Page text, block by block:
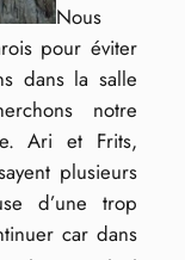
Nous
pour éviter
dans la salle
notre
Ari et Frits,
plusieurs
d’une trop
car dans